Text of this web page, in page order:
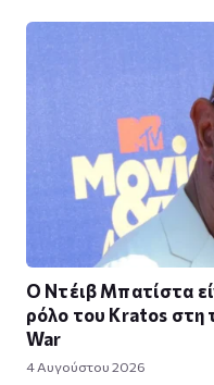
Ο Ντέιβ Μπατίστα
ρόλο του Kratos στη
War
4 Αυγούστου 2026